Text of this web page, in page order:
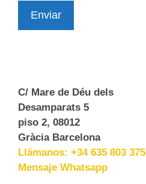
Enviar
C/ Mare de Déu dels
Desamparats 5
piso 2, 08012
Gràcia Barcelona
Llámanos: +34 635 803 375
Mensaje Whatsapp